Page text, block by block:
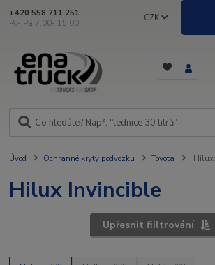
CZK
+420 558 711 251
Po- Pá 7:00- 15:00
Úvod Ochranné kryty podvozku Toyota Hilux
Hilux Invincible
Upřesnit fiiltrování